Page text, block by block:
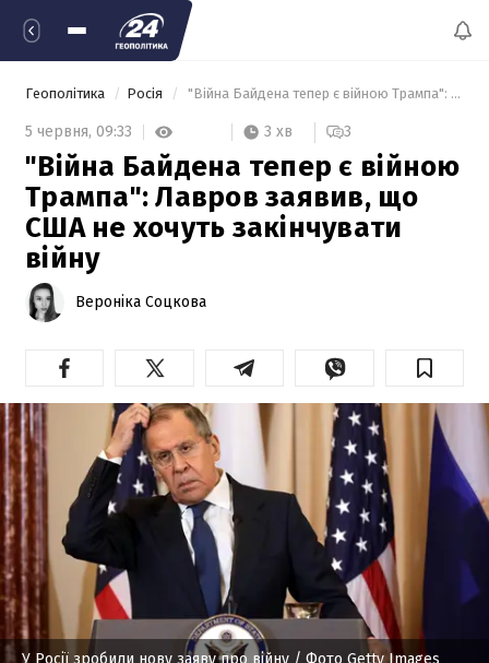
Геополітика Росія "Війна Байдена тепер є війною Трампа": Лавров заявив, що США не хочуть закінчувати війну
5 червня, 09:33 3 хв 3
"Війна Байдена тепер є війною
Трампа": Лавров заявив, що
США не хочуть закінчувати
війну
Вероніка Соцкова
У Росії зробили нову заяву про війну / Фото Getty Images